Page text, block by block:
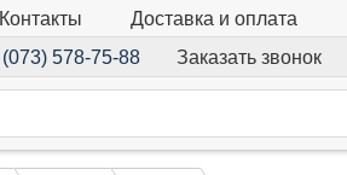
Контакты Доставка и оплата
(073) 578-75-88 Заказать звонок